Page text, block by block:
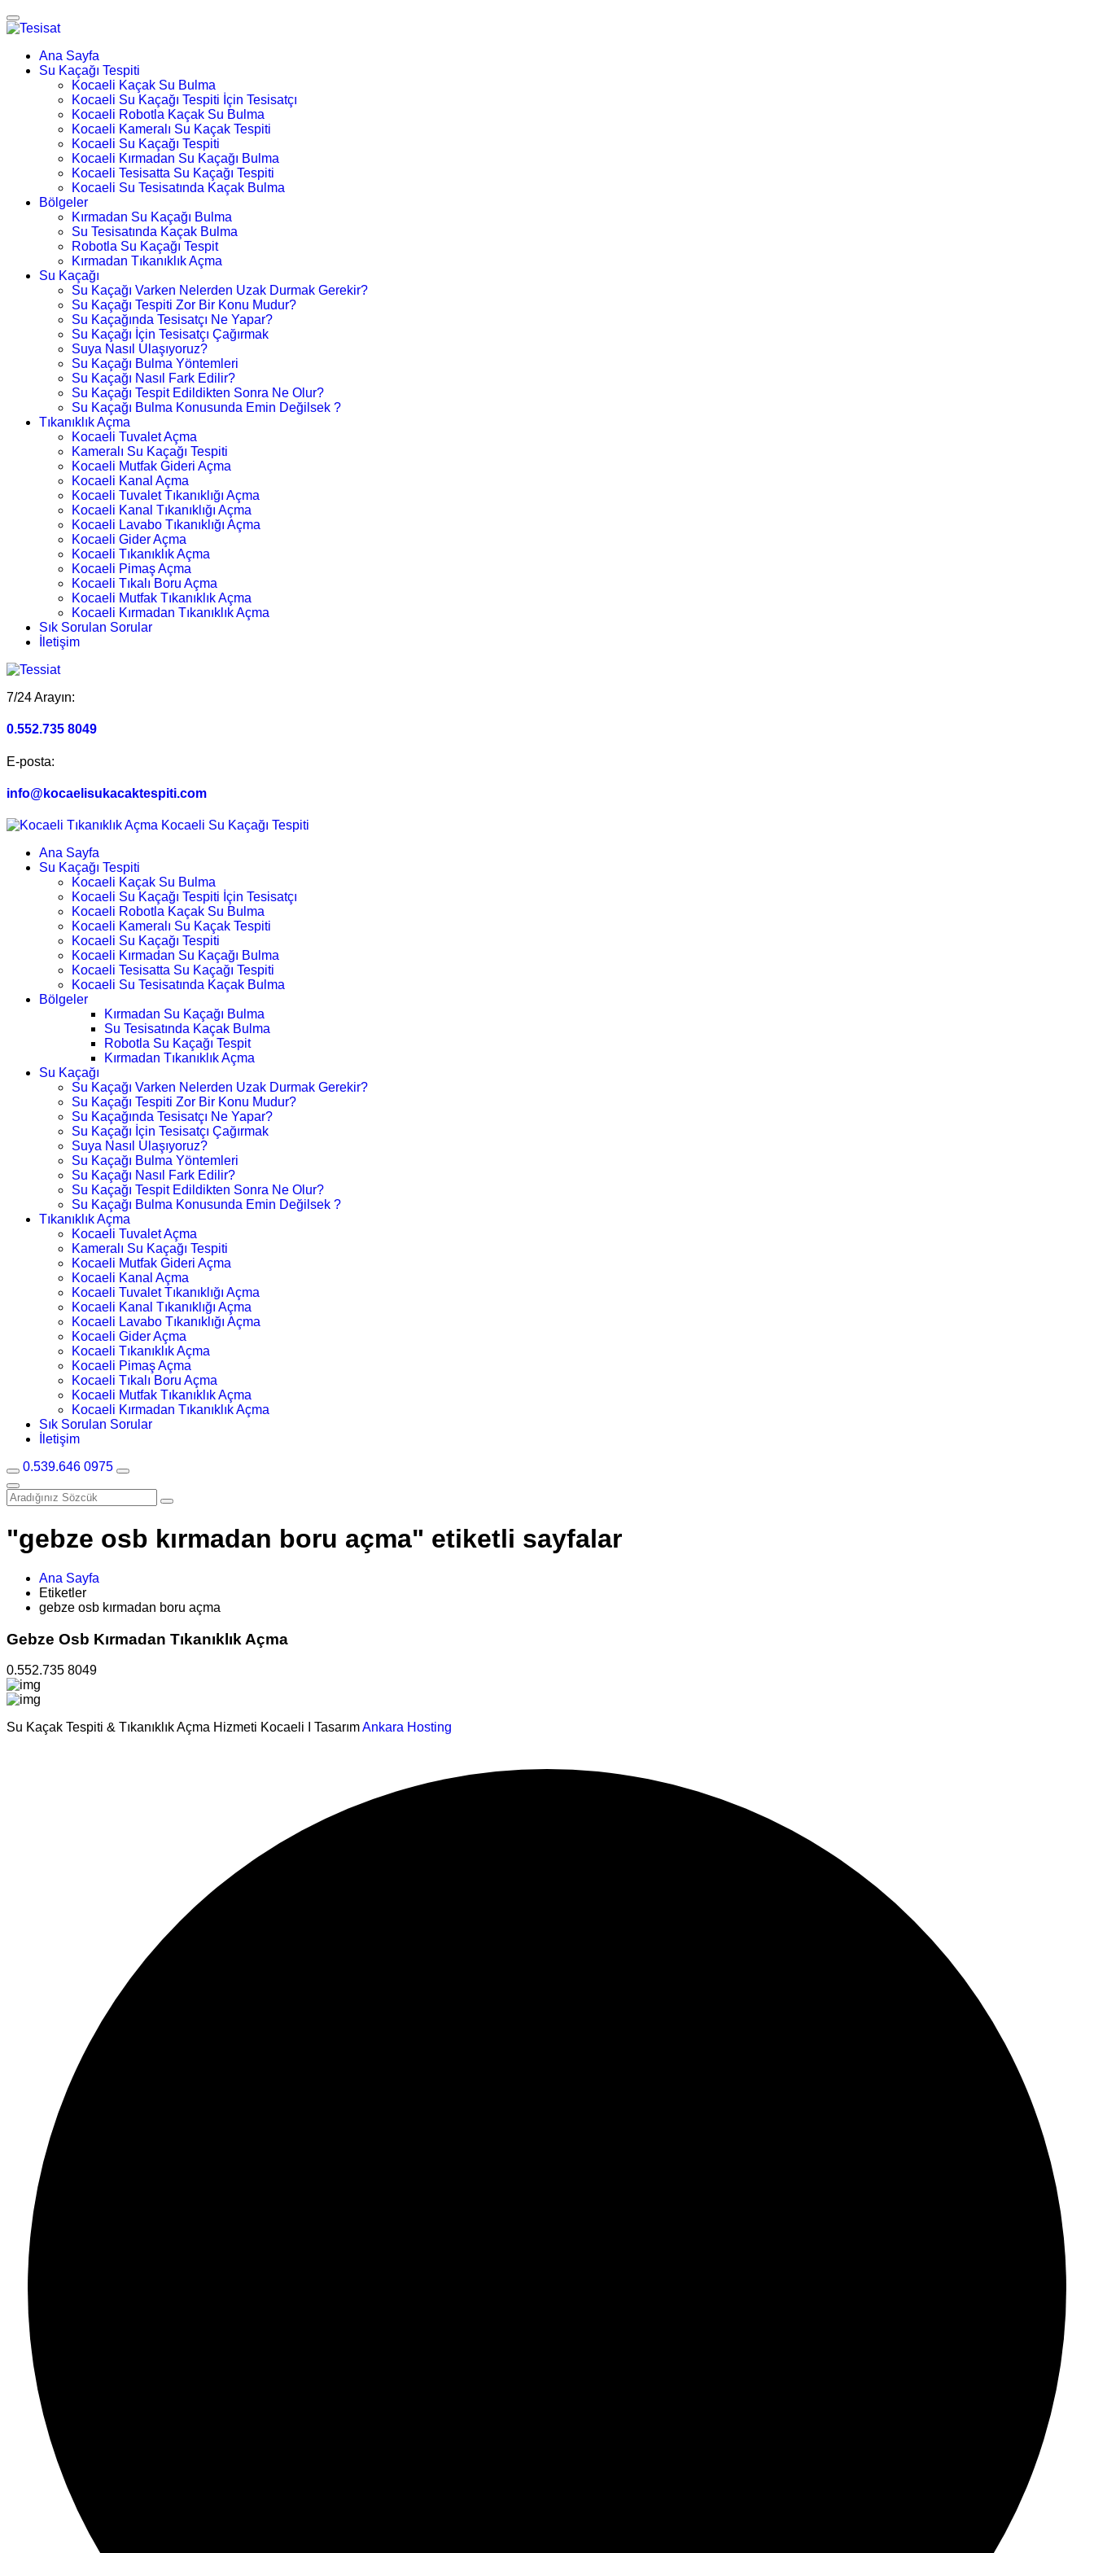
Ana Sayfa
Su Kaçağı Tespiti
Kocaeli Kaçak Su Bulma
Kocaeli Su Kaçağı Tespiti İçin Tesisatçı
Kocaeli Robotla Kaçak Su Bulma
Kocaeli Kameralı Su Kaçak Tespiti
Kocaeli Su Kaçağı Tespiti
Kocaeli Kırmadan Su Kaçağı Bulma
Kocaeli Tesisatta Su Kaçağı Tespiti
Kocaeli Su Tesisatında Kaçak Bulma
Bölgeler
Kırmadan Su Kaçağı Bulma
Su Tesisatında Kaçak Bulma
Robotla Su Kaçağı Tespit
Kırmadan Tıkanıklık Açma
Su Kaçağı
Su Kaçağı Varken Nelerden Uzak Durmak Gerekir?
Su Kaçağı Tespiti Zor Bir Konu Mudur?
Su Kaçağında Tesisatçı Ne Yapar?
Su Kaçağı İçin Tesisatçı Çağırmak
Suya Nasıl Ulaşıyoruz?
Su Kaçağı Bulma Yöntemleri
Su Kaçağı Nasıl Fark Edilir?
Su Kaçağı Tespit Edildikten Sonra Ne Olur?
Su Kaçağı Bulma Konusunda Emin Değilsek ?
Tıkanıklık Açma
Kocaeli Tuvalet Açma
Kameralı Su Kaçağı Tespiti
Kocaeli Mutfak Gideri Açma
Kocaeli Kanal Açma
Kocaeli Tuvalet Tıkanıklığı Açma
Kocaeli Kanal Tıkanıklığı Açma
Kocaeli Lavabo Tıkanıklığı Açma
Kocaeli Gider Açma
Kocaeli Tıkanıklık Açma
Kocaeli Pimaş Açma
Kocaeli Tıkalı Boru Açma
Kocaeli Mutfak Tıkanıklık Açma
Kocaeli Kırmadan Tıkanıklık Açma
Sık Sorulan Sorular
İletişim
7/24 Arayın:
0.552.735 8049
E-posta:
info@kocaelisukacaktespiti.com
Ana Sayfa
Su Kaçağı Tespiti
Kocaeli Kaçak Su Bulma
Kocaeli Su Kaçağı Tespiti İçin Tesisatçı
Kocaeli Robotla Kaçak Su Bulma
Kocaeli Kameralı Su Kaçak Tespiti
Kocaeli Su Kaçağı Tespiti
Kocaeli Kırmadan Su Kaçağı Bulma
Kocaeli Tesisatta Su Kaçağı Tespiti
Kocaeli Su Tesisatında Kaçak Bulma
Bölgeler
Kırmadan Su Kaçağı Bulma
Su Tesisatında Kaçak Bulma
Robotla Su Kaçağı Tespit
Kırmadan Tıkanıklık Açma
Su Kaçağı
Su Kaçağı Varken Nelerden Uzak Durmak Gerekir?
Su Kaçağı Tespiti Zor Bir Konu Mudur?
Su Kaçağında Tesisatçı Ne Yapar?
Su Kaçağı İçin Tesisatçı Çağırmak
Suya Nasıl Ulaşıyoruz?
Su Kaçağı Bulma Yöntemleri
Su Kaçağı Nasıl Fark Edilir?
Su Kaçağı Tespit Edildikten Sonra Ne Olur?
Su Kaçağı Bulma Konusunda Emin Değilsek ?
Tıkanıklık Açma
Kocaeli Tuvalet Açma
Kameralı Su Kaçağı Tespiti
Kocaeli Mutfak Gideri Açma
Kocaeli Kanal Açma
Kocaeli Tuvalet Tıkanıklığı Açma
Kocaeli Kanal Tıkanıklığı Açma
Kocaeli Lavabo Tıkanıklığı Açma
Kocaeli Gider Açma
Kocaeli Tıkanıklık Açma
Kocaeli Pimaş Açma
Kocaeli Tıkalı Boru Açma
Kocaeli Mutfak Tıkanıklık Açma
Kocaeli Kırmadan Tıkanıklık Açma
Sık Sorulan Sorular
İletişim
0.539.646 0975
"gebze osb kırmadan boru açma" etiketli sayfalar
Ana Sayfa
Etiketler
gebze osb kırmadan boru açma
Gebze Osb Kırmadan Tıkanıklık Açma
0.552.735 8049
Su Kaçak Tespiti & Tıkanıklık Açma Hizmeti Kocaeli I TasarımAnkara Hosting